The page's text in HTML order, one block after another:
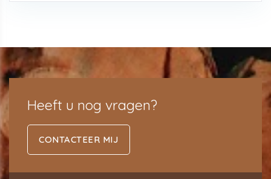
Heeft u nog vragen?
CONTACTEER MIJ